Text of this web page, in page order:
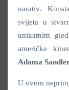
narativ.
svijeta u
unikatnim
američke
Adama
U ovom